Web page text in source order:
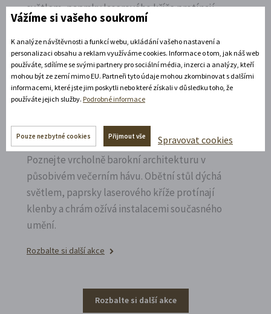
světlem, paprsky laserového kříže protínají
klenby a chrám ožívá instalacemi současného
umění.
Rozbalte si další akce
8. 8. 2026
Noční prohlídka piaristického chrámu
Poznejte vrcholně barokní architekturu v
působivém večerním hávu. Obětní stůl dýchá
světlem, paprsky laserového kříže protínají
klenby a chrám ožívá instalacemi současného
umění.
Rozbalte si další akce
Rozbalte si další akce
Vážíme si vašeho soukromí
K analýze návštěvnosti a funkcí webu, ukládání vašeho nastavení a
personalizaci obsahu a reklam využíváme cookies. Informace o tom, jak náš web
používáte, sdílíme se svými partnery pro sociální média, inzerci a analýzy, kteří
mohou být ze zemí mimo EU. Partneři tyto údaje mohou zkombinovat s dalšími
informacemi, které jste jim poskytli nebo které získali v důsledku toho, že
používáte jejich služby. Podrobné informace
Pouze nezbytné cookies Přijmout vše Spravovat cookies